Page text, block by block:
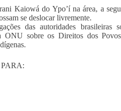
Kaiowá do Ypo’í na área, a
se deslocar livremente.
das autoridades brasileiras
ONU sobre os Direitos dos